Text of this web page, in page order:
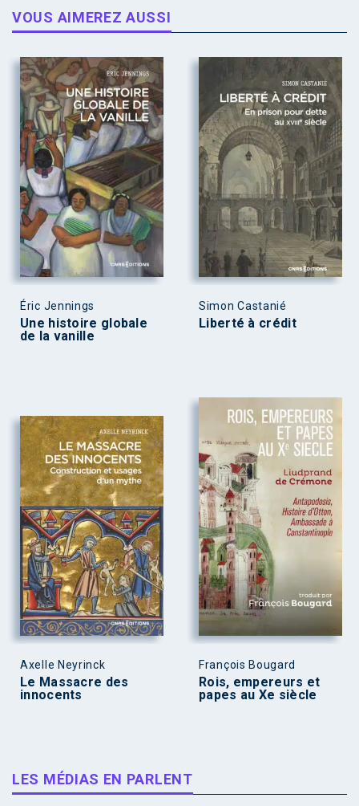
VOUS AIMEREZ AUSSI
Éric Jennings
Une histoire globale
de la vanille
Simon Castanié
Liberté à crédit
Axelle Neyrinck
Le Massacre des
innocents
François Bougard
Rois, empereurs et
papes au Xe siècle
LES MÉDIAS EN PARLENT